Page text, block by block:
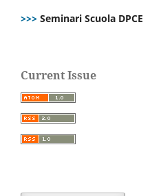
>>> Seminari Scuola DPCE
Current Issue